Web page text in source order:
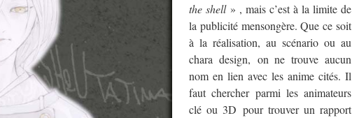
the shell» , mais c’est à la limite de
la publicité mensongère. Que ce soit
à la réalisation, au scénario ou au
chara design, on ne trouve aucun
nom en lien avec les anime cités. Il
faut chercher parmi les animateurs
clé ou 3D pour trouver un rapport